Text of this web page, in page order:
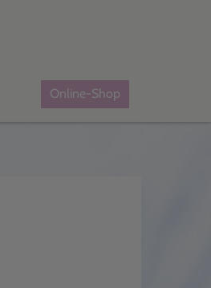
Online-Shop